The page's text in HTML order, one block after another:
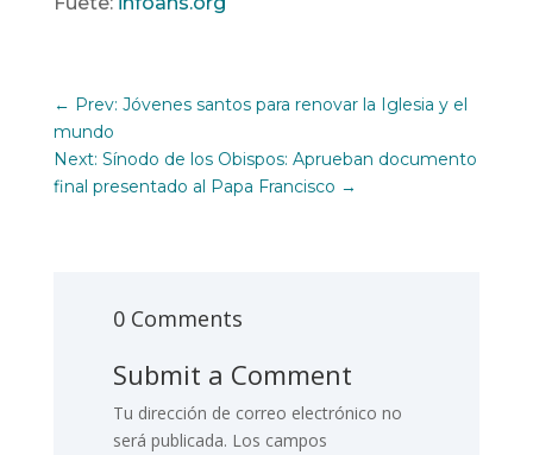
← Prev: Jóvenes santos para renovar la Iglesia y el
mundo
Next: Sínodo de los Obispos: Aprueban documento
final presentado al Papa Francisco →
0 Comments
Submit a Comment
Tu dirección de correo electrónico no
será publicada. Los campos